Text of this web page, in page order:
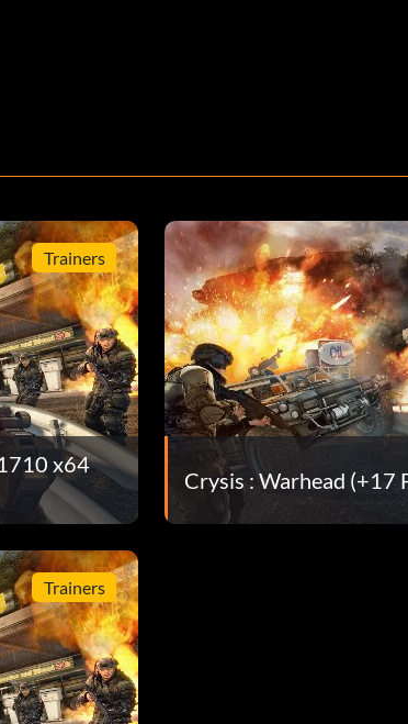
Trainers
x64
Crysis : Warhead (+17
Trainers